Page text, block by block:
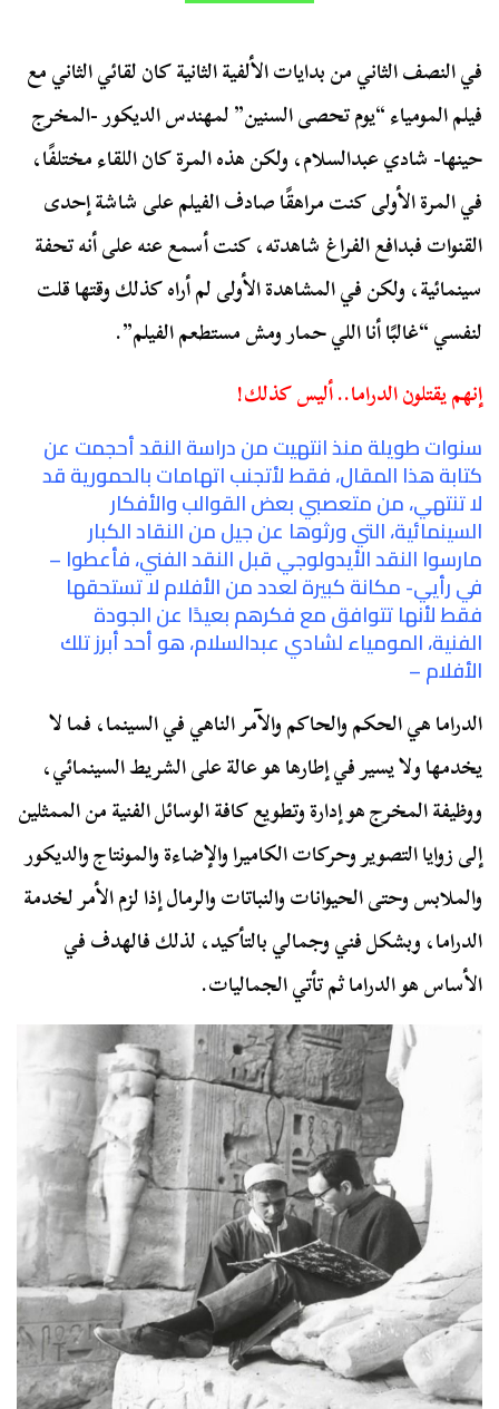
في النصف الثاني من بدايات الألفية الثانية كان لقائي الثاني مع
فيلم المومياء “يوم تحصى السنين” لمهندس الديكور -المخرج
حينها- شادي عبدالسلام، ولكن هذه المرة كان اللقاء مختلفًا،
في المرة الأولى كنت مراهقًا صادف الفيلم على شاشة إحدى
القنوات فبدافع الفراغ شاهدته، كنت أسمع عنه على أنه تحفة
سينمائية، ولكن في المشاهدة الأولى لم أراه كذلك وقتها قلت
لنفسي “غالبًا أنا اللي حمار ومش مستطعم الفيلم”.
إنهم يقتلون الدراما.. أليس كذلك!
سنوات طويلة منذ انتهيت من دراسة النقد أحجمت عن
كتابة هذا المقال، فقط لأتجنب اتهامات بالحمورية قد
لا تنتهي، من متعصبي بعض القوالب والأفكار
السينمائية، التي ورثوها عن جيل من النقاد الكبار
مارسوا النقد الأيدولوجي قبل النقد الفني، فأعطوا –
في رأيي- مكانة كبيرة لعدد من الأفلام لا تستحقها
فقط لأنها تتوافق مع فكرهم بعيدًا عن الجودة
الفنية، المومياء لشادي عبدالسلام، هو أحد أبرز تلك
الأفلام –
الدراما هي الحكم والحاكم والآمر الناهي في السينما، فما لا
يخدمها ولا يسير في إطارها هو عالة على الشريط السينمائي،
ووظيفة المخرج هو إدارة وتطويع كافة الوسائل الفنية من الممثلين
إلى زوايا التصوير وحركات الكاميرا والإضاءة والمونتاج والديكور
والملابس وحتى الحيوانات والنباتات والرمال إذا لزم الأمر لخدمة
الدراما، وبشكل فني وجمالي بالتأكيد، لذلك فالهدف في
الأساس هو الدراما ثم تأتي الجماليات.